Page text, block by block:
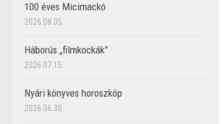
100 éves Micimackó
2026.08.05.
Háborús „filmkockák”
2026.07.15.
Nyári könyves horoszkóp
2026.06.30.